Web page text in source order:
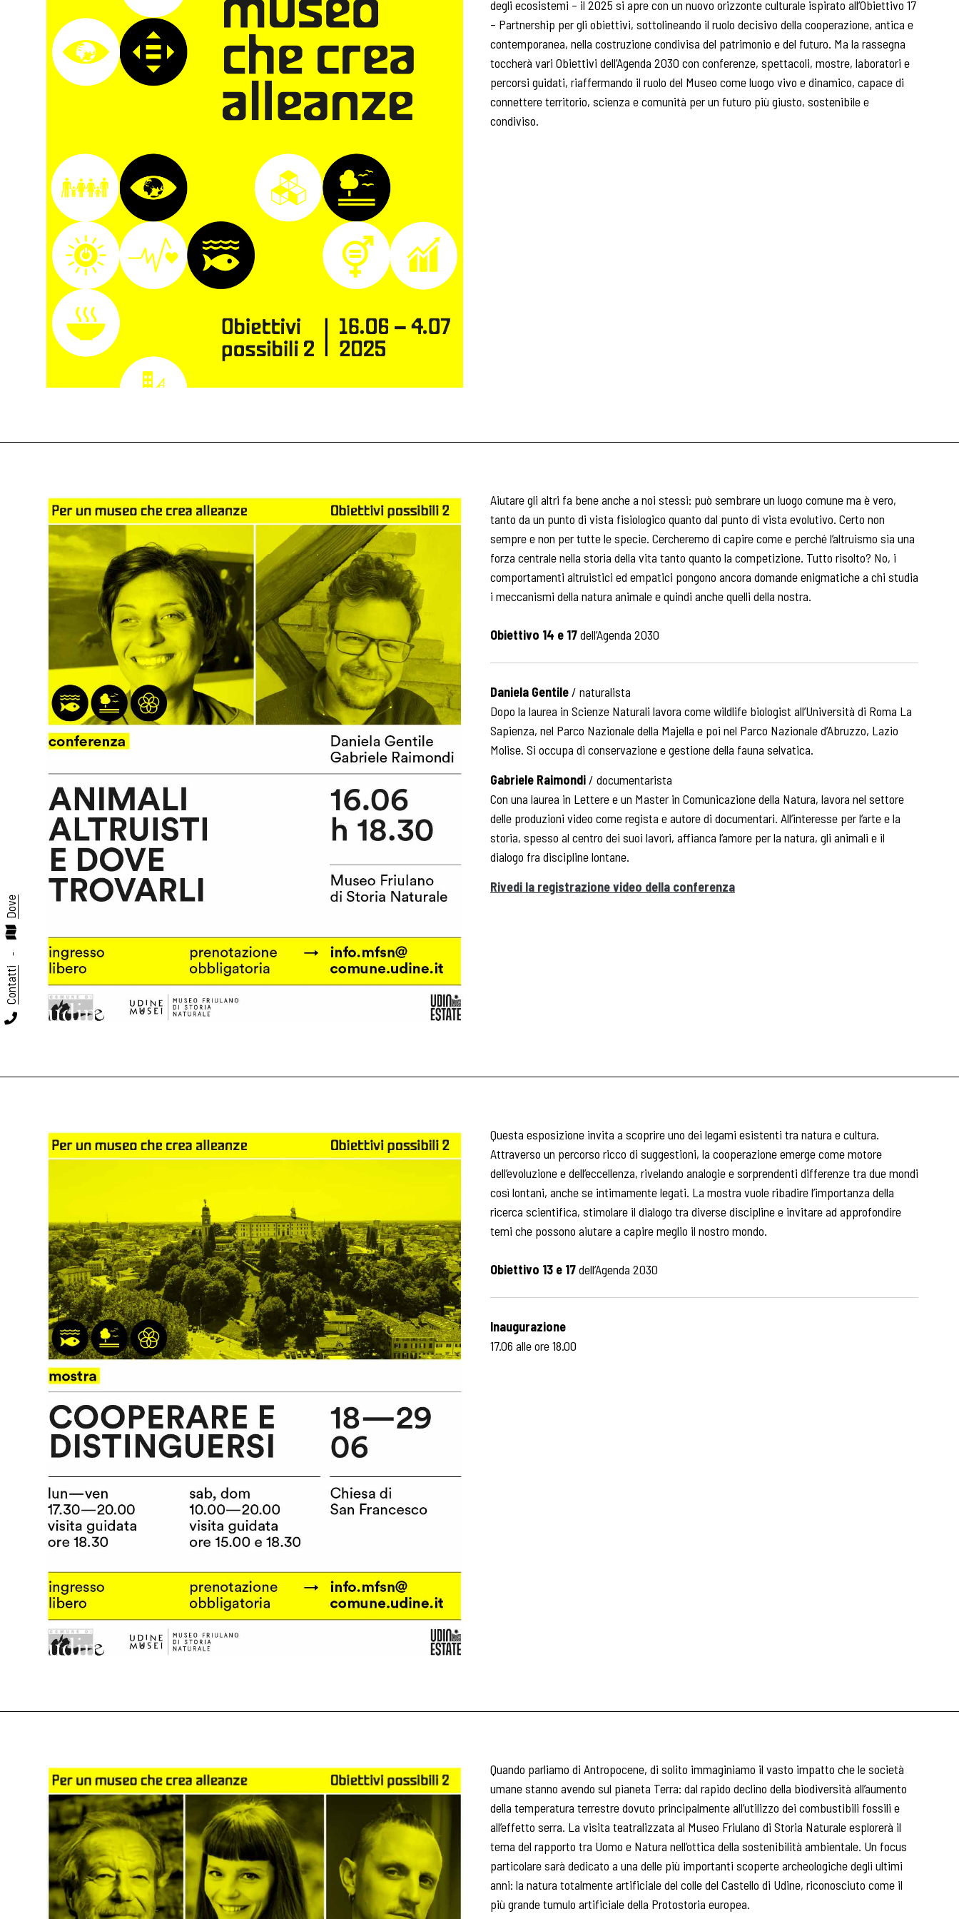
degli ecosistemi – il 2025 si apre con un nuovo orizzonte culturale ispirato all’Obiettivo 17
– Partnership per gli obiettivi, sottolineando il ruolo decisivo della cooperazione, antica e
contemporanea, nella costruzione condivisa del patrimonio e del futuro. Ma la rassegna
toccherà vari Obiettivi dell’Agenda 2030 con conferenze, spettacoli, mostre, laboratori e
percorsi guidati, riaffermando il ruolo del Museo come luogo vivo e dinamico, capace di
connettere territorio, scienza e comunità per un futuro più giusto, sostenibile e
condiviso.
Aiutare gli altri fa bene anche a noi stessi: può sembrare un luogo comune ma è vero,
tanto da un punto di vista fisiologico quanto dal punto di vista evolutivo. Certo non
sempre e non per tutte le specie. Cercheremo di capire come e perché l’altruismo sia una
forza centrale nella storia della vita tanto quanto la competizione. Tutto risolto? No, i
comportamenti altruistici ed empatici pongono ancora domande enigmatiche a chi studia
i meccanismi della natura animale e quindi anche quelli della nostra.
Obiettivo 14 e 17dell’Agenda 2030
Daniela Gentile / naturalista
Dopo la laurea in Scienze Naturali lavora come wildlife biologist all’Università di Roma La
Sapienza, nel Parco Nazionale della Majella e poi nel Parco Nazionale d’Abruzzo, Lazio
Molise. Si occupa di conservazione e gestione della fauna selvatica.
Gabriele Raimondi / documentarista
Con una laurea in Lettere e un Master in Comunicazione della Natura, lavora nel settore
delle produzioni video come regista e autore di documentari. All’interesse per l’arte e la
storia, spesso al centro dei suoi lavori, affianca l’amore per la natura, gli animali e il
dialogo fra discipline lontane.
Rivedi la registrazione video della conferenza
Questa esposizione invita a scoprire uno dei legami esistenti tra natura e cultura.
Attraverso un percorso ricco di suggestioni, la cooperazione emerge come motore
dell’evoluzione e dell’eccellenza, rivelando analogie e sorprendenti differenze tra due mondi
così lontani, anche se intimamente legati. La mostra vuole ribadire l’importanza della
ricerca scientifica, stimolare il dialogo tra diverse discipline e invitare ad approfondire
temi che possono aiutare a capire meglio il nostro mondo.
Obiettivo 13 e 17dell’Agenda 2030
Inaugurazione
17.06 alle ore 18.00
Quando parliamo di Antropocene, di solito immaginiamo il vasto impatto che le società
umane stanno avendo sul pianeta Terra: dal rapido declino della biodiversità all’aumento
della temperatura terrestre dovuto principalmente all’utilizzo dei combustibili fossili e
all’effetto serra. La visita teatralizzata al Museo Friulano di Storia Naturale esplorerà il
tema del rapporto tra Uomo e Natura nell’ottica della sostenibilità ambientale. Un focus
particolare sarà dedicato a una delle più importanti scoperte archeologiche degli ultimi
anni: la natura totalmente artificiale del colle del Castello di Udine, riconosciuto come il
più grande tumulo artificiale della Protostoria europea.
Contatti
-
Dove